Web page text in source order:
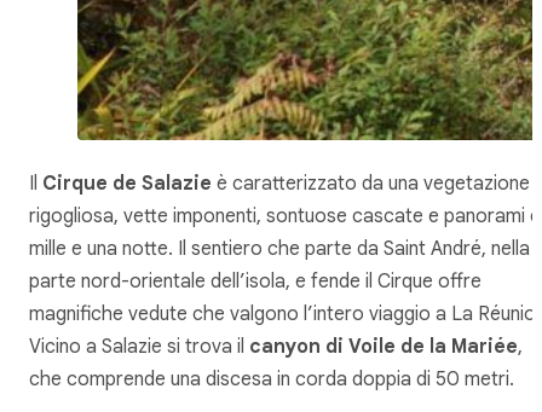
Il Cirque de Salazie è caratterizzato da una vegetazione
rigogliosa, vette imponenti, sontuose cascate e panorami
mille e una notte. Il sentiero che parte da Saint André, nella
parte nord-orientale dell’isola, e fende il Cirque offre
magnifiche vedute che valgono l’intero viaggio a La
Vicino a Salazie si trova il canyon di Voile de la Mariée,
che comprende una discesa in corda doppia di 50 metri.